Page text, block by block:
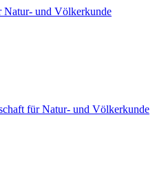
Natur- und Völkerkunde
für Natur- und Völkerkunde